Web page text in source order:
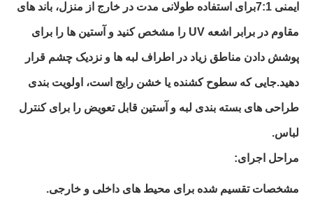
ایمنی 7:1برای استفاده طولانی مدت در خارج از منزل، باند های
مقاوم در برابر اشعه UV را مشخص کنید و آستین ها را برای
پوشش دادن مناطق زیاد در اطراف لبه ها و نزدیک چشم قرار
دهید.جایی که سطوح کشنده یا خشن رایج است، اولویت بندی
طراحی های بسته بندی لبه و آستین قابل تعویض را برای کنترل
لباس.
مراحل اجرای:
مشخصات تقسیم شده برای محیط های داخلی و خارجی.